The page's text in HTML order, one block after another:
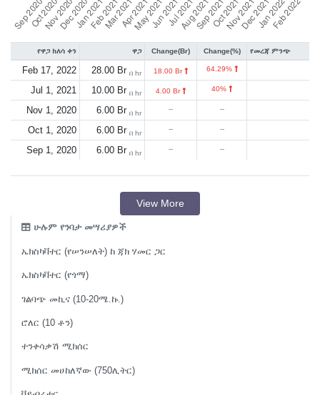
የዋጋ ክለሳ ቀን ዋጋ Change(Br) Change(%) የመረጃ ምንጭ
Feb 17, 2022 28.00 Br በ hr 18.00 Br 64.29%
Jul 1, 2021 10.00 Br በ hr 4.00 Br 40%
Nov 1, 2020 6.00 Br በ hr -- --
Oct 1, 2020 6.00 Br በ hr -- --
Sep 1, 2020 6.00 Br በ hr -- --
View More
ሁሉም የንባታ መሣሪያዎች
ኤክስካቫተር (የሠንሠለት) ከ ጃክ ሃመር ጋር
ኤክስካቫተር (የጎማ)
ገልባጭ መኪና (10-20ሜ.ኩ.)
ሮለር (10 ቶን)
ተንቀሳቃሽ ሚክሰር
ሚክሰር መሀከለኛው (750ሊትር)